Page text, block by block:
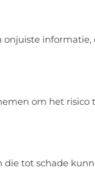
onjuiste informatie,
om het risico
die tot schade